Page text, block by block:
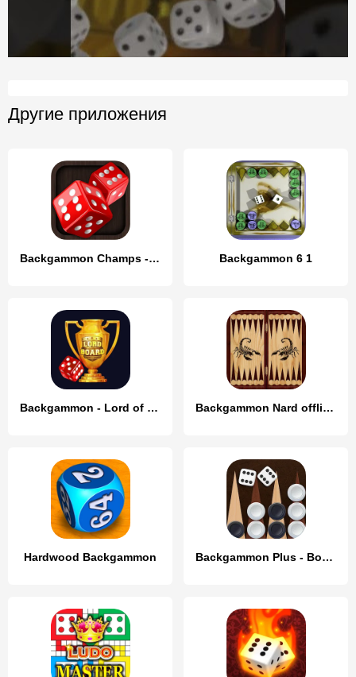
Другие приложения
Backgammon Champs - Board Game Backgammon 6 1
Backgammon - Lord of the Board Backgammon Nard offline online
Hardwood Backgammon Backgammon Plus - Board Game